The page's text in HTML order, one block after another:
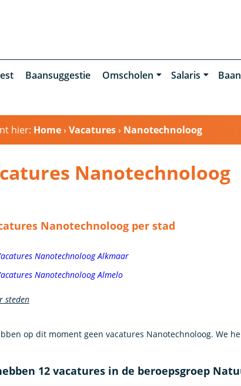
Baansuggestie Omscholen Salaris
hier: Home›Vacatures› Nanotechnoloog
Nanotechnoloog
Nanotechnoloog per stad
Nanotechnoloog Alkmaar
Nanotechnoloog Almelo
steden
op dit moment geen vacatures Nanotechnoloog. We
12 vacatures in de beroepsgroep